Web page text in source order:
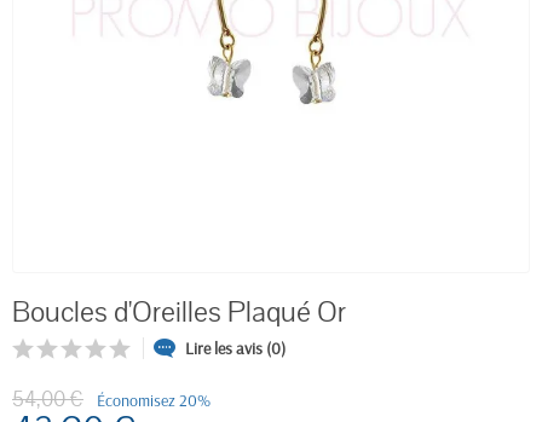
Boucles d'Oreilles Plaqué Or
Lire les avis (0)
54,00 € Économisez 20%